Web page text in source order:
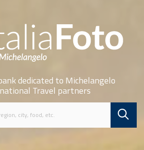
dedicated to Michelangelo
Travel partners